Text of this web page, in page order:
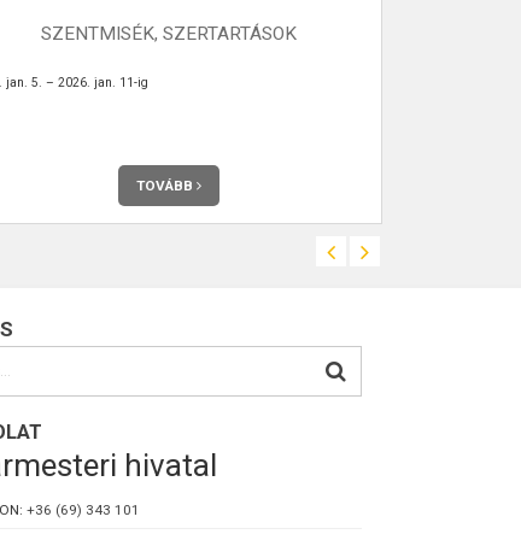
SZENTMISÉK, SZERTARTÁSOK
jan. 5. – 2026. jan. 11-ig
TOVÁBB
hivatal
+36 (69) 343 101